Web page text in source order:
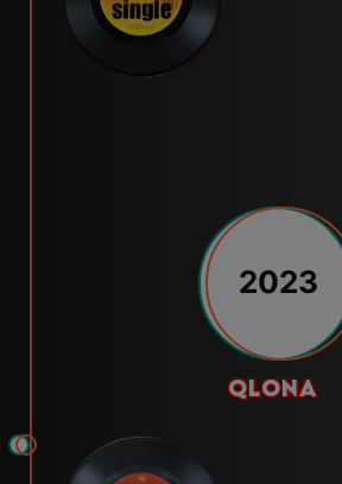
2023
qlona